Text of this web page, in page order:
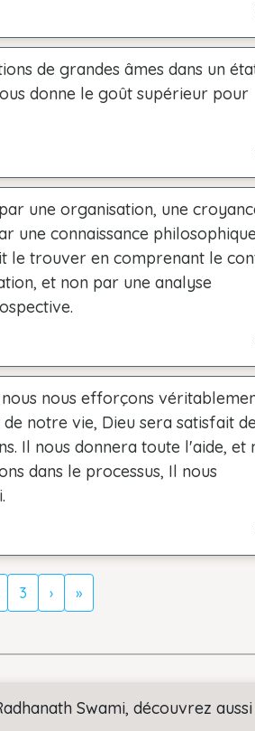
de grandes âmes dans un
donne le goût supérieur pour
une organisation, une
une connaissance
le trouver en comprenant le
et non par une analyse
nous efforçons
notre vie, Dieu sera satisfait
Il nous donnera toute l'aide, et
dans le processus, Il nous
3 › »
Swami, découvrez